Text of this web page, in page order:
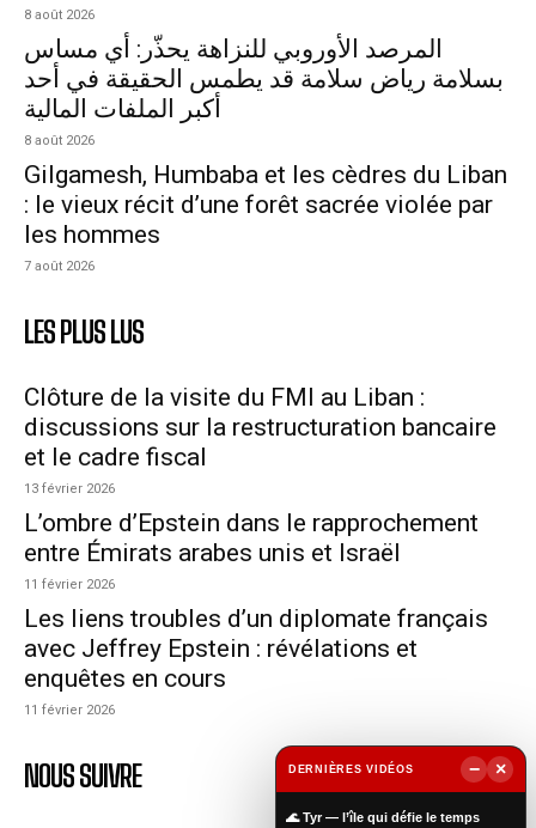
8 août 2026
المرصد الأوروبي للنزاهة يحذّر: أي مساس
بسلامة رياض سلامة قد يطمس الحقيقة في أحد
أكبر الملفات المالية
8 août 2026
Gilgamesh, Humbaba et les cèdres du Liban
: le vieux récit d’une forêt sacrée violée par
les hommes
7 août 2026
LES PLUS LUS
Clôture de la visite du FMI au Liban :
discussions sur la restructuration bancaire
et le cadre fiscal
13 février 2026
L’ombre d’Epstein dans le rapprochement
entre Émirats arabes unis et Israël
11 février 2026
Les liens troubles d’un diplomate français
avec Jeffrey Epstein : révélations et
enquêtes en cours
11 février 2026
NOUS SUIVRE DERNIÈRES VIDÉOS −
×
🌊 Tyr — l’île qui défie le temps